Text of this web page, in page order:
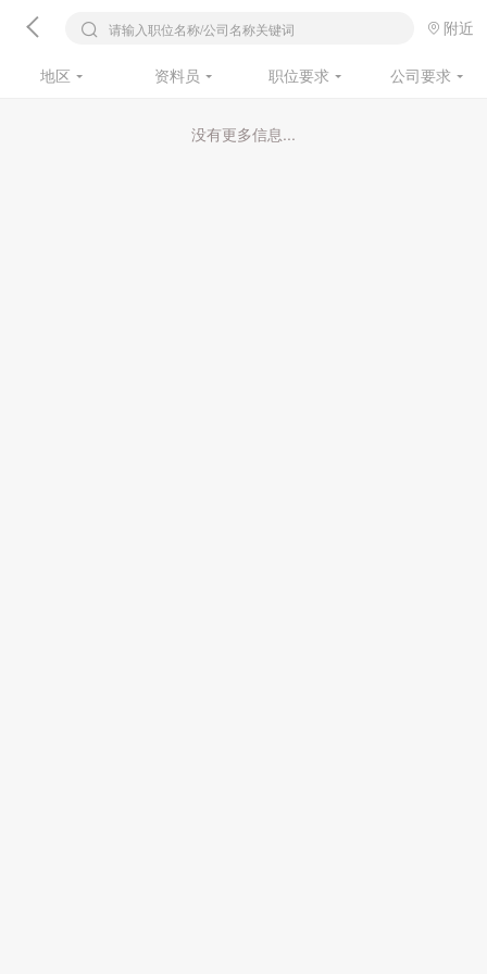
请输入职位名称/公司名称关键词 附近
地区 资料员 职位要求 公司要求
没有更多信息...